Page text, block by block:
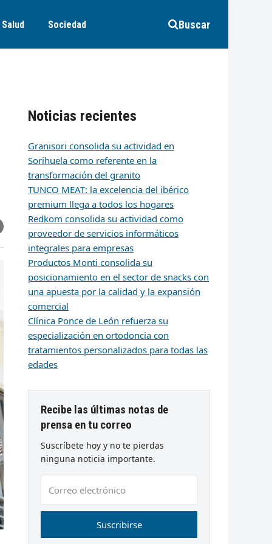
Salud Sociedad Buscar
Noticias recientes
Granisori consolida su actividad en
Sorihuela como referente en la
transformación del granito
TUNCO MEAT: la excelencia del ibérico
premium llega a todos los hogares
Redkom consolida su actividad como
proveedor de servicios informáticos
integrales para empresas
Productos Monti consolida su
posicionamiento en el sector de snacks con
una apuesta por la calidad y la expansión
comercial
Clínica Ponce de León refuerza su
especialización en ortodoncia con
tratamientos personalizados para todas las
edades
Recibe las últimas notas de
prensa en tu correo
Suscríbete hoy y no te pierdas
ninguna noticia importante.
electrónico
Suscribirse